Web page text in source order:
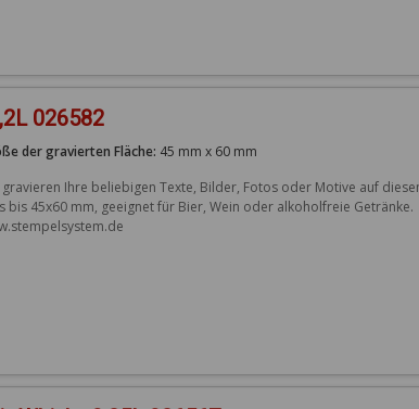
026582
der gravierten Fläche: 45 mm x 60 mm
Ihre beliebigen Texte, Bilder, Fotos oder Motive auf
bis 45x60 mm, geeignet für Bier, Wein oder alkoholfreie Getränke.